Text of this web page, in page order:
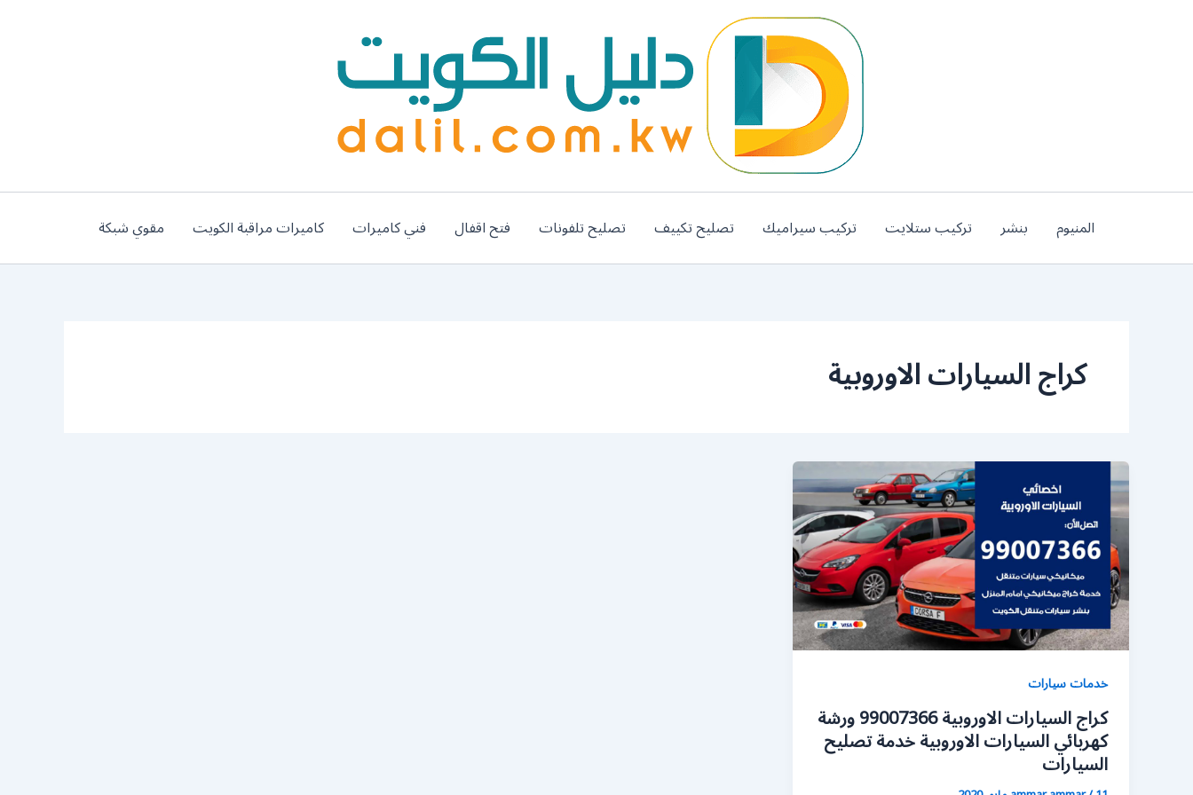
المنيوم بنشر تركيب ستلايت تركيب سيراميك تصليح تكييف تصليح تلفونات فتح اقفال فني كاميرات كاميرات مراقبة الكويت مقوي شبكة
كراج السيارات الاوروبية
خدمات سيارات
كراج السيارات الاوروبية 99007366 ورشة
كهربائي السيارات الاوروبية خدمة تصليح
السيارات